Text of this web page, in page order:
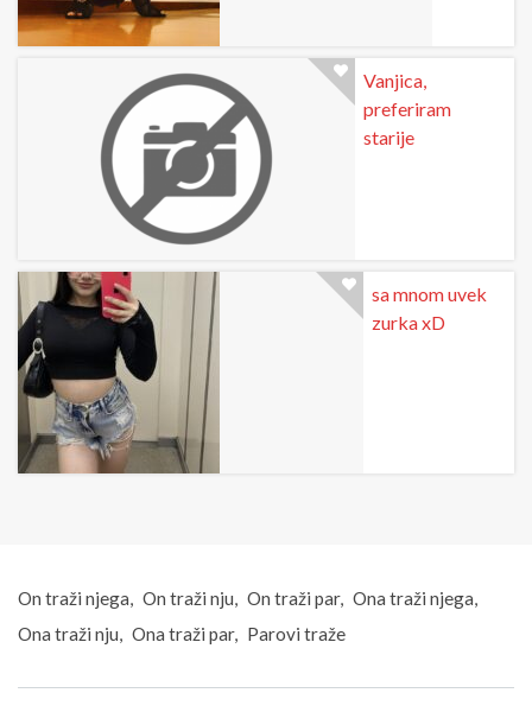
Vanjica,
preferiram
starije
sa mnom uvek
zurka xD
On traži njega On traži nju On traži par
Ona traži njega
Ona traži nju
Ona traži par Parovi traže